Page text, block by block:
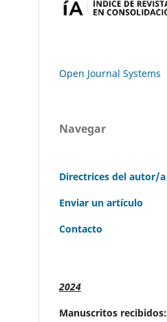
Open Journal Systems
Navegar
Directrices del autor/a
Enviar un artículo
Contacto
2024
Manuscritos recibidos: